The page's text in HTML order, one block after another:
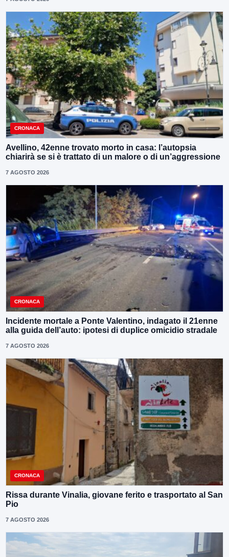
CRONACA
Avellino, 42enne trovato morto in casa: l’autopsia
chiarirà se si è trattato di un malore o di un’aggressione
7 AGOSTO 2026
CRONACA
Incidente mortale a Ponte Valentino, indagato il 21enne
alla guida dell’auto: ipotesi di duplice omicidio stradale
7 AGOSTO 2026
CRONACA
Rissa durante Vinalia, giovane ferito e trasportato al San
Pio
7 AGOSTO 2026